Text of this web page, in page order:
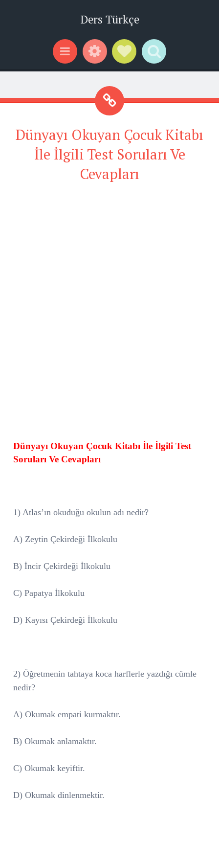
Ders Türkçe
Menu WidgetsSocial Links
Search
Dünyayı Okuyan Çocuk Kitabı
İle İlgili Test Soruları Ve
Cevapları
Dünyayı Okuyan Çocuk Kitabı İle İlgili Test
Soruları Ve Cevapları
1) Atlas’ın okuduğu okulun adı nedir?
A) Zeytin Çekirdeği İlkokulu
B) İncir Çekirdeği İlkokulu
C) Papatya İlkokulu
D) Kayısı Çekirdeği İlkokulu
2) Öğretmenin tahtaya koca harflerle yazdığı cümle
nedir?
A) Okumak empati kurmaktır.
B) Okumak anlamaktır.
C) Okumak keyiftir.
D) Okumak dinlenmektir.